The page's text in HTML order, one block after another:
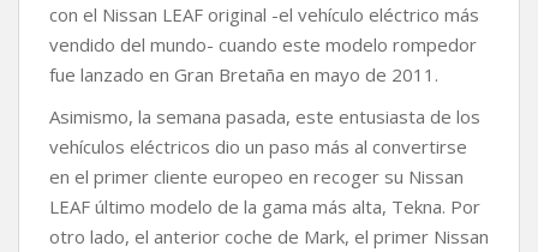
con el Nissan LEAF original -el vehículo eléctrico más
vendido del mundo- cuando este modelo rompedor
fue lanzado en Gran Bretaña en mayo de 2011.
Asimismo, la semana pasada, este entusiasta de los
vehículos eléctricos dio un paso más al convertirse
en el primer cliente europeo en recoger su Nissan
LEAF último modelo de la gama más alta, Tekna. Por
otro lado, el anterior coche de Mark, el primer Nissan